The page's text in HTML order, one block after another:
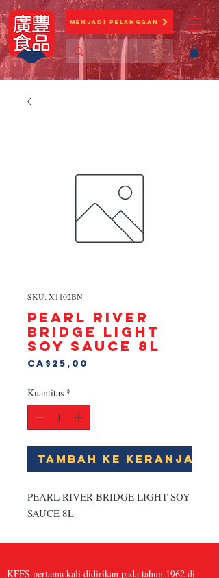
Menjadi Pelanggan
SKU: X1102BN
PEARL RIVER
BRIDGE LIGHT
SOY SAUCE 8L
CA$25,00
Kuantitas *
Tambah ke Keranjang
PEARL RIVER BRIDGE LIGHT SOY
SAUCE 8L
KFFS pertama kali didirikan pada tahun 1962 di